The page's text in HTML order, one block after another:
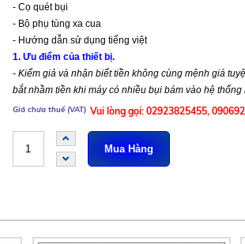
- Cọ quét bụi
- Bộ phụ tùng xa cua
- Hướng dẫn sử dụng tiếng việt
1. Ưu điểm của thiết bị.
- Kiểm giả và nhận biết tiền không cùng mệnh giá
bắt nhầm tiền khi máy có nhiều bụi bám vào hệ thống
Vui lòng gọi: 02923825455,